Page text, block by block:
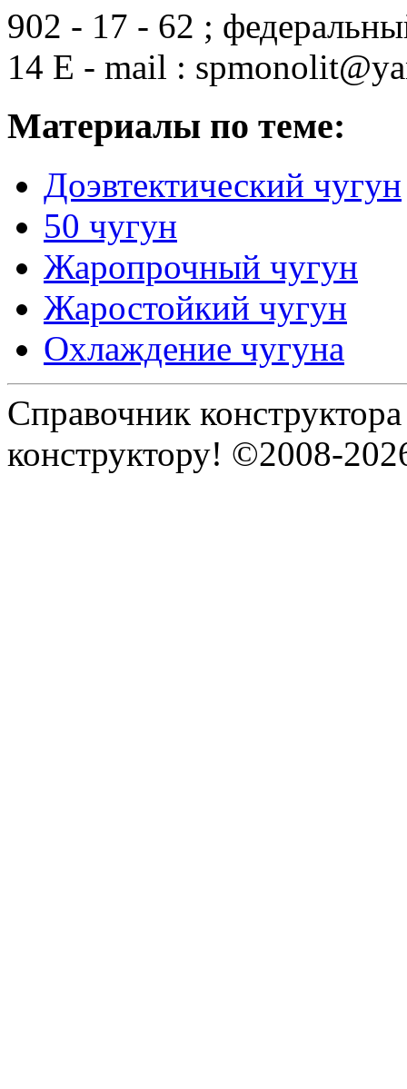
902 - 17 - 62 ;
14 E - mail :
Материалы по теме:
Доэвтектический чугун
50 чугун
Жаропрочный чугун
Жаростойкий чугун
Охлаждение чугуна
Справочник
конструктору! ©2008-